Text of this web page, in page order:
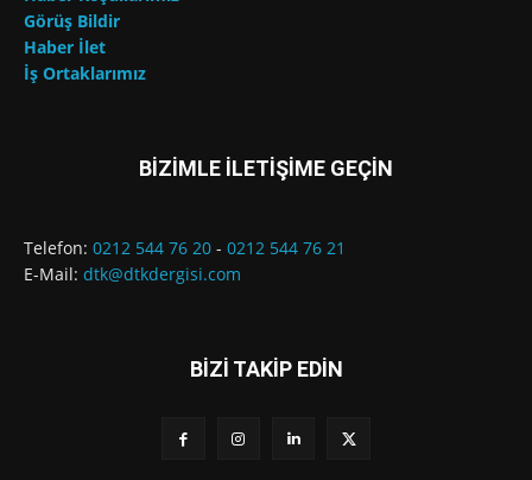
Görüş Bildir
Haber İlet
İş Ortaklarımız
BİZİMLE İLETİŞİME GEÇİN
Telefon: 0212 544 76 20 - 0212 544 76 21
E-Mail: dtk@dtkdergisi.com
BİZİ TAKİP EDİN